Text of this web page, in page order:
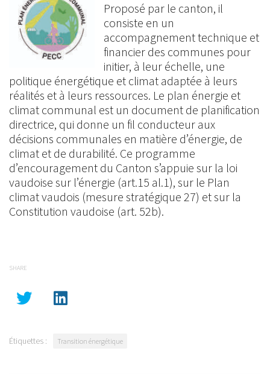
Proposé par le canton, il
consiste en un
accompagnement technique et
financier des communes pour
initier, à leur échelle, une
politique énergétique et climat adaptée à leurs
réalités et à leurs ressources. Le plan énergie et
climat communal est un document de planification
directrice, qui donne un fil conducteur aux
décisions communales en matière d’énergie, de
climat et de durabilité. Ce programme
d’encouragement du Canton s’appuie sur la loi
vaudoise sur l’énergie (art.15 al.1), sur le Plan
climat vaudois (mesure stratégique 27) et sur la
Constitution vaudoise (art. 52b).
SHARE
Étiquettes : Transition énergétique